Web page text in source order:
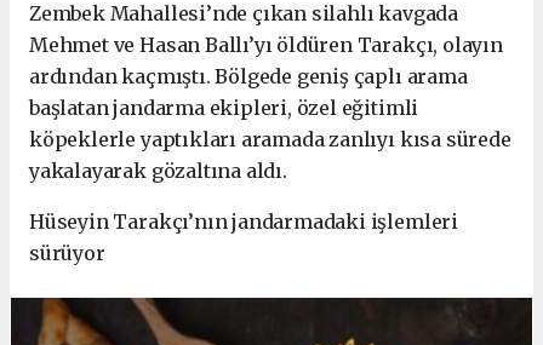
Zembek Mahallesi’nde çıkan silahlı kavgada
Mehmet ve Hasan Ballı’yı öldüren Tarakçı, olayın
ardından kaçmıştı. Bölgede geniş çaplı arama
başlatan jandarma ekipleri, özel eğitimli
köpeklerle yaptıkları aramada zanlıyı kısa sürede
yakalayarak gözaltına aldı.
Hüseyin Tarakçı’nın jandarmadaki işlemleri
sürüyor